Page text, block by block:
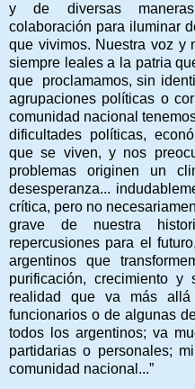
y de diversas
colaboración para iluminar
que vivimos. Nuestra voz y
siempre leales a la patria
que proclamamos, sin
agrupaciones políticas o
comunidad nacional
dificultades políticas,
que se viven, y nos
problemas originen un
desesperanza...
crítica, pero no
grave de nuestra
repercusiones para el
argentinos que
purificación, crecimiento
realidad que va más
funcionarios o de algunas
todos los argentinos; va
partidarias o personales;
comunidad nacional...”